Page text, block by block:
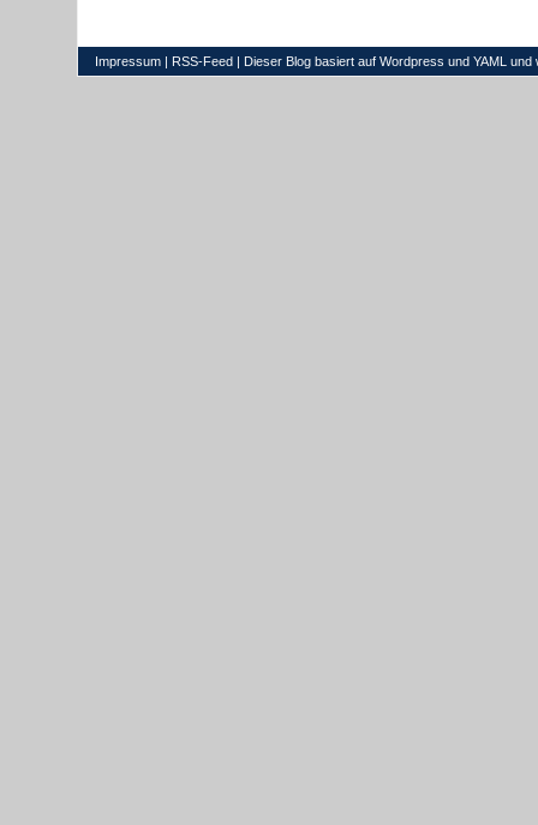
Impressum | RSS-Feed | Dieser Blog basiert auf Wordpress und YAML und